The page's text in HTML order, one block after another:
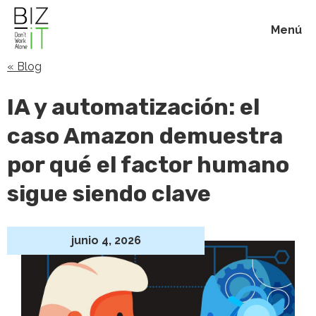
Menú
Beneficios
Acerca de
Contacto
« Blog
IA y automatización: el
caso Amazon demuestra
por qué el factor humano
sigue siendo clave
junio 4, 2026